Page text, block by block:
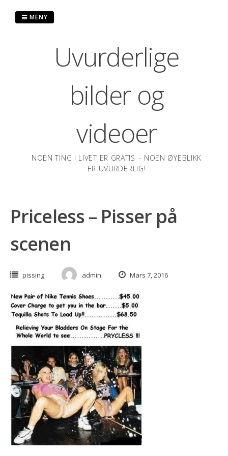
Uvurderlige
bilder og
videoer
NOEN TING I LIVET ER GRATIS – NOEN ØYEBLIKK
ER UVURDERLIG!
MENY
Priceless – Pisser på
scenen
pissing admin Mars 7, 2016